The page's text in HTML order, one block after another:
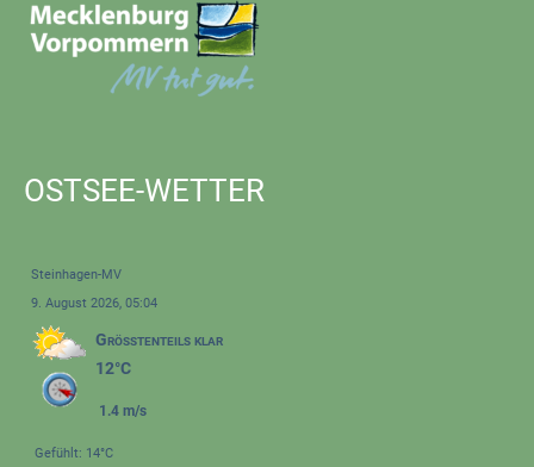
OSTSEE-WETTER
Steinhagen-MV
9. August 2026, 05:04
Größtenteils klar
12°C
1.4 m/s
Gefühlt: 14°C